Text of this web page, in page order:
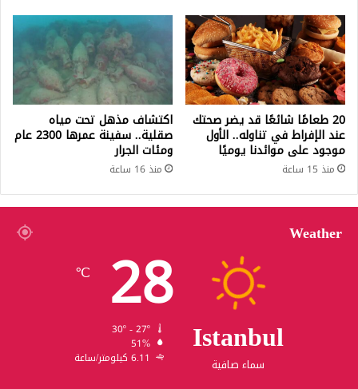
20 طعامًا شائعًا قد يضر صحتك
عند الإفراط في تناوله.. الأول
موجود على موائدنا يوميًا
منذ 15 ساعة
اكتشاف مذهل تحت مياه
صقلية.. سفينة عمرها 2300 عام
ومئات الجرار
منذ 16 ساعة
Weather
Istanbul
سماء صافية
28
℃
51%
6.11 كيلومتر/ساعة